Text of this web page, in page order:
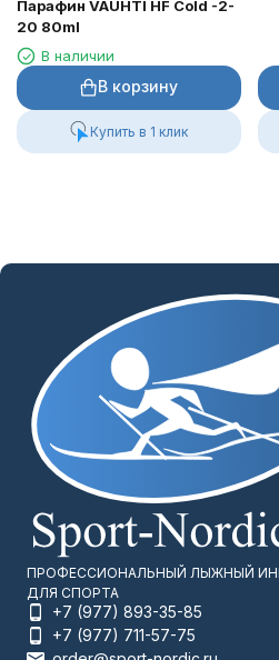
Парафин VAUHTI HF Cold -2-
20 80ml
В наличии
В корзину
Купить в 1 клик
ПРОФЕССИОНАЛЬНЫЙ ЛЫЖНЫЙ
ДЛЯ СПОРТА
+7 (977) 893-35-85
+7 (977) 711-57-75